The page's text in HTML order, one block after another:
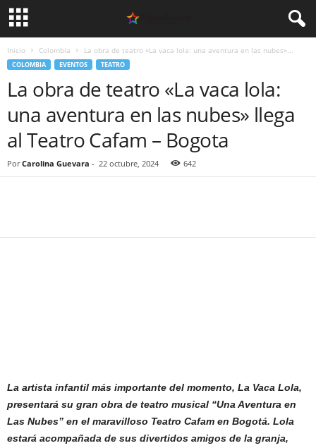
Inicio Colombia La obra de teatro «La vaca lola: una aventura en las nubes»...
COLOMBIA EVENTOS TEATRO
La obra de teatro «La vaca lola:
una aventura en las nubes» llega
al Teatro Cafam – Bogota
Por Carolina Guevara - 22 octubre, 2024 642
La artista infantil más importante del momento, La Vaca Lola,
presentará su gran obra de teatro musical “Una Aventura en
Las Nubes” en el maravilloso Teatro Cafam en Bogotá. Lola
estará acompañada de sus divertidos amigos de la granja,